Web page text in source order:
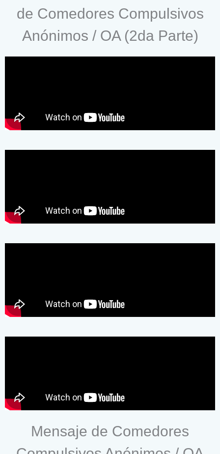
de Comedores Compulsivos
Anónimos / OA (2da Parte)
Mensaje de Comedores